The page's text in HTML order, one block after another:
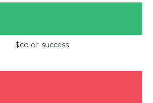
$color-success